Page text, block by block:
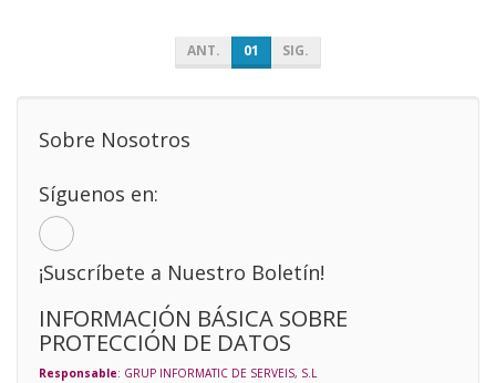
ANT. 01 SIG.
Sobre Nosotros
Síguenos en:
¡Suscríbete a Nuestro Boletín!
INFORMACIÓN BÁSICA SOBRE
PROTECCIÓN DE DATOS
Responsable: GRUP INFORMATIC DE SERVEIS, S.L